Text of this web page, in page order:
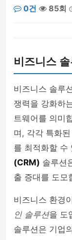
0건
85회
비즈니스
비즈니스 솔루
쟁력을 강화하
트웨어를 의미
며, 각각 특화
를 최적화할 수
(CRM) 솔루션
출 증대를 도모
비즈니스 환경
인 솔루션을 도
솔루션은 기업